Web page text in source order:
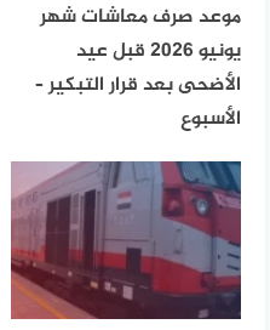
موعد صرف معاشات شهر
يونيو 2026 قبل عيد
الأضحى بعد قرار التبكير –
الأسبوع